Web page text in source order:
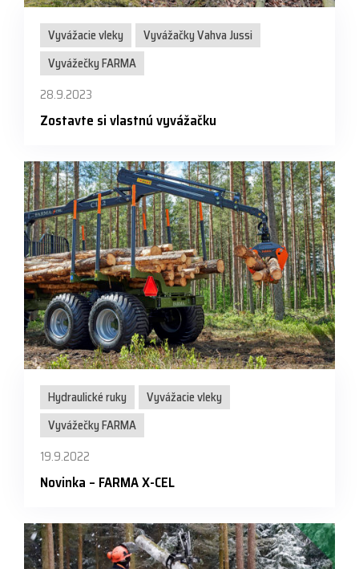
Vyvážacie vleky
Vyvážačky Vahva Jussi
Vyvážečky FARMA
28.9.2023
Zostavte si vlastnú vyvážačku
Hydraulické ruky
Vyvážacie vleky
Vyvážečky FARMA
19.9.2022
Novinka – FARMA X-CEL